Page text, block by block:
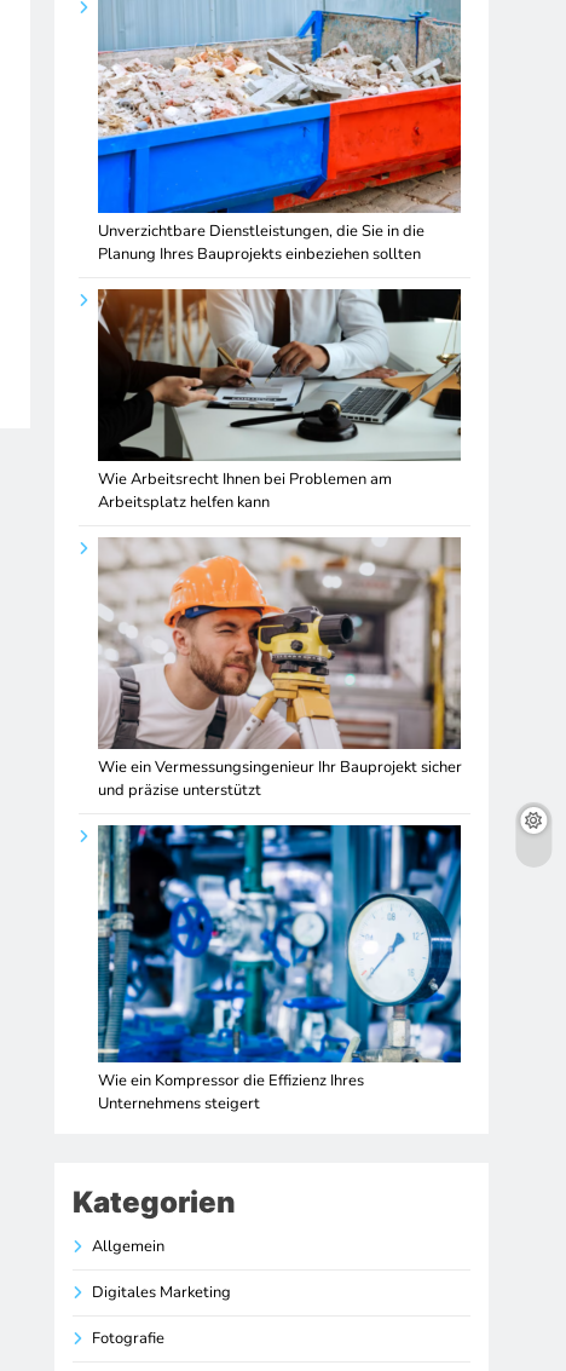
Unverzichtbare Dienstleistungen, die Sie in die
Planung Ihres Bauprojekts einbeziehen sollten
Wie Arbeitsrecht Ihnen bei Problemen am
Arbeitsplatz helfen kann
Wie ein Vermessungsingenieur Ihr Bauprojekt sicher
und präzise unterstützt
Wie ein Kompressor die Effizienz Ihres
Unternehmens steigert
Kategorien
Allgemein
Digitales Marketing
Fotografie